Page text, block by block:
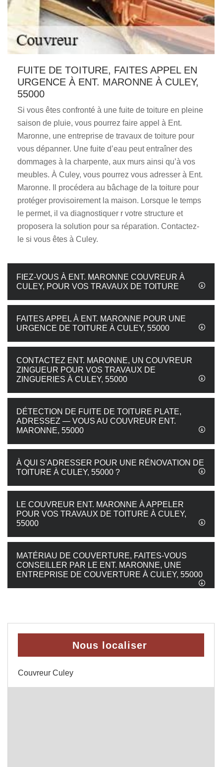
FUITE DE TOITURE, FAITES APPEL EN
URGENCE À ENT. MARONNE À CULEY,
55000
Si vous êtes confronté à une fuite de toiture en pleine
saison de pluie, vous pourrez faire appel à Ent.
Maronne, une entreprise de travaux de toiture pour
vous dépanner. Une fuite d’eau peut entraîner des
dommages à la charpente, aux murs ainsi qu’à vos
meubles. À Culey, vous pourrez vous adresser à Ent.
Maronne. Il procédera au bâchage de la toiture pour
protéger provisoirement la maison. Lorsque le temps
le permet, il va diagnostiquer r votre structure et
proposera la solution pour sa réparation. Contactez-
le si vous êtes à Culey.
FIEZ-VOUS À ENT. MARONNE COUVREUR À
CULEY, POUR VOS TRAVAUX DE TOITURE
FAITES APPEL À ENT. MARONNE POUR UNE
URGENCE DE TOITURE À CULEY, 55000
CONTACTEZ ENT. MARONNE, UN COUVREUR
ZINGUEUR POUR VOS TRAVAUX DE
ZINGUERIES À CULEY, 55000
DÉTECTION DE FUITE DE TOITURE PLATE,
ADRESSEZ — VOUS AU COUVREUR ENT.
MARONNE, 55000
À QUI S’ADRESSER POUR UNE RÉNOVATION DE
TOITURE À CULEY, 55000 ?
LE COUVREUR ENT. MARONNE À APPELER
POUR VOS TRAVAUX DE TOITURE À CULEY,
55000
MATÉRIAU DE COUVERTURE, FAITES-VOUS
CONSEILLER PAR LE ENT. MARONNE, UNE
ENTREPRISE DE COUVERTURE À CULEY, 55000
Nous localiser
Couvreur Culey